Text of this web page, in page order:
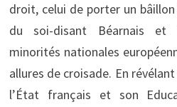
droit, celui de porter un
du soi-disant Béarnais et
minorités nationales
allures de croisade. En
l’État français et son